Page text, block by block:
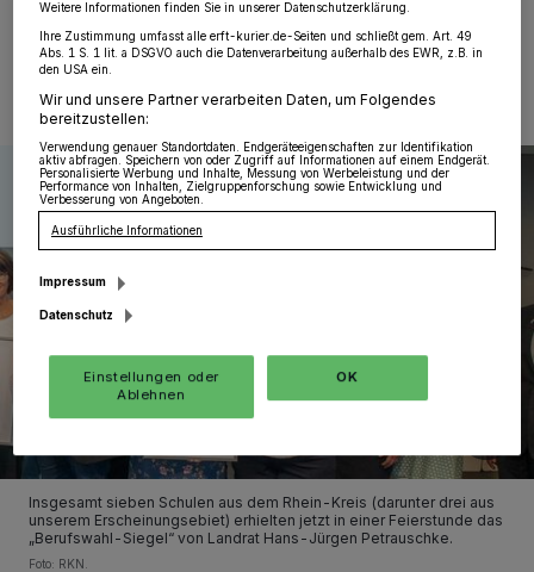
17.05.2024 , 11:31 Uhr 2 Minuten Lesezeit
Insgesamt sieben Schulen aus dem Rhein-Kreis (darunter drei aus
unserem Erscheinungsebiet) erhielten jetzt in einer Feierstunde das
„Berufswahl-Siegel“ von Landrat Hans-Jürgen Petrauschke.
Foto: RKN.
Weitere Informationen finden Sie in unserer Datenschutzerklärung.
Ihre Zustimmung umfasst alle erft-kurier.de-Seiten und schließt gem. Art. 49
Abs. 1 S. 1 lit. a DSGVO auch die Datenverarbeitung außerhalb des EWR, z.B. in
den USA ein.
Wir und unsere Partner verarbeiten Daten, um Folgendes
bereitzustellen:
Verwendung genauer Standortdaten. Endgeräteeigenschaften zur Identifikation
aktiv abfragen. Speichern von oder Zugriff auf Informationen auf einem Endgerät.
Personalisierte Werbung und Inhalte, Messung von Werbeleistung und der
Performance von Inhalten, Zielgruppenforschung sowie Entwicklung und
Verbesserung von Angeboten.
Ausführliche Informationen
Impressum
Datenschutz
Einstellungen oder
Ablehnen
OK